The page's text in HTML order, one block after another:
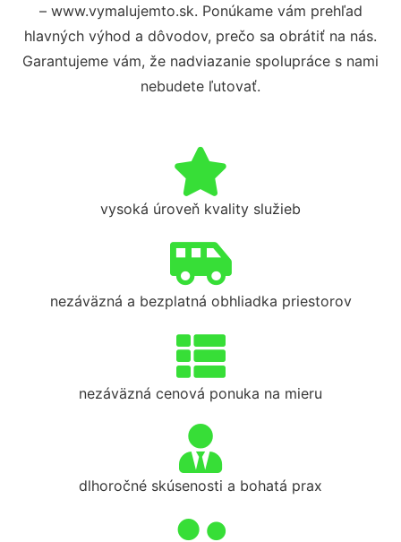
– www.vymalujemto.sk. Ponúkame vám prehľad
hlavných výhod a dôvodov, prečo sa obrátiť na nás.
Garantujeme vám, že nadviazanie spolupráce s nami
nebudete ľutovať.
vysoká úroveň kvality služieb
nezáväzná a bezplatná obhliadka priestorov
nezáväzná cenová ponuka na mieru
dlhoročné skúsenosti a bohatá prax